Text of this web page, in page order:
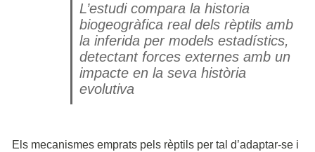
L’estudi compara la historia
biogeogràfica real dels rèptils amb
la inferida per models estadístics,
detectant forces externes amb un
impacte en la seva història
evolutiva
Els mecanismes emprats pels rèptils per tal d’adaptar-se i